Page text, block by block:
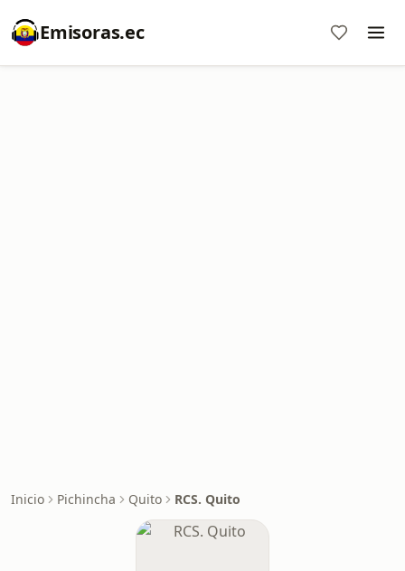
Emisoras.ec
Inicio Pichincha Quito RCS. Quito